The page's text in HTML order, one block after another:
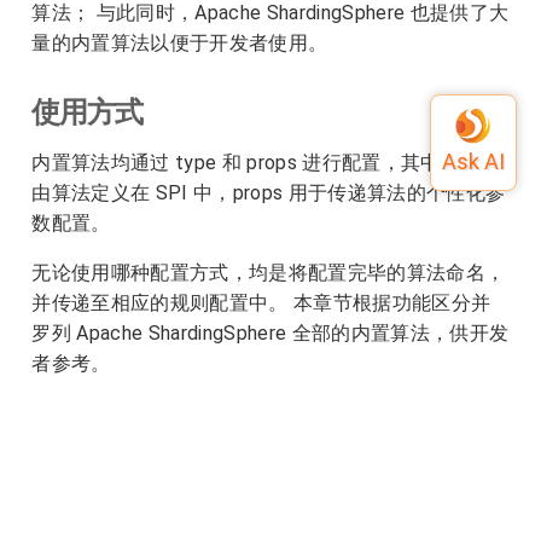
算法； 与此同时，Apache ShardingSphere 也提供了大
量的内置算法以便于开发者使用。
使用方式
内置算法均通过 type 和 props 进行配置，其中 type
由算法定义在 SPI 中，props 用于传递算法的个性化参
数配置。
无论使用哪种配置方式，均是将配置完毕的算法命名，
并传递至相应的规则配置中。 本章节根据功能区分并
罗列 Apache ShardingSphere 全部的内置算法，供开发
者参考。